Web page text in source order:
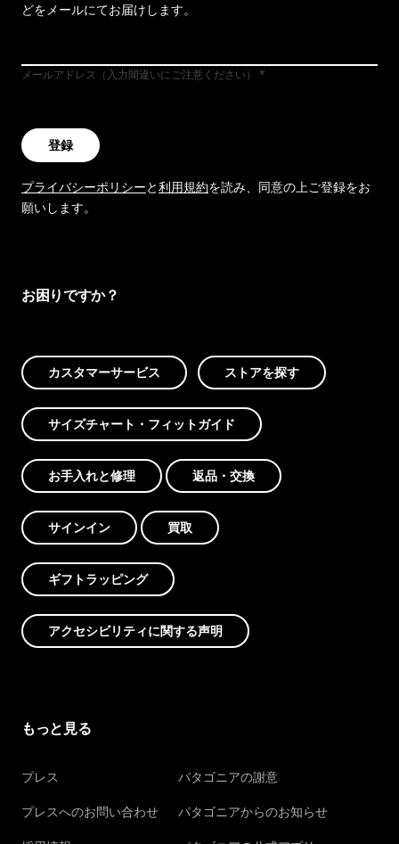
どをメールにてお届けします。
メールアドレス（入力間違いにご注意ください）
登録
プライバシーポリシーと利用規約を読み、同意の上ご登録をお
願いします。
お困りですか？
カスタマーサービス ストアを探す
サイズチャート・フィットガイド
お手入れと修理 返品・交換
サインイン 買取
ギフトラッピング
アクセシビリティに関する声明
もっと見る
プレス
プレスへのお問い合わせ
パタゴニアの謝意
パタゴニアからのお知らせ